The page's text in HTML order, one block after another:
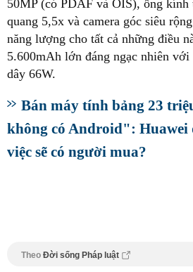
50MP (có PDAF và OIS), ống
quang 5,5x và camera góc siêu
năng lượng cho tất cả những điều
5.600mAh lớn đáng ngạc nhiên với
dây 66W.
Bán máy tính bảng 23
không có Android": Huawei
việc sẽ có người mua?
Theo Đời sống Pháp luật